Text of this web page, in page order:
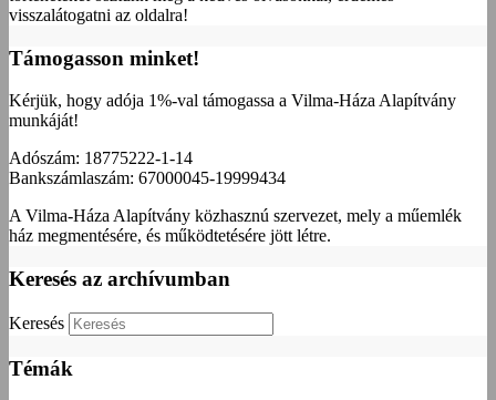
visszalátogatni az oldalra!
Támogasson minket!
Kérjük, hogy adója 1%-val támogassa a Vilma-Háza Alapítvány
munkáját!
Adószám: 18775222-1-14
Bankszámlaszám: 67000045-19999434
A Vilma-Háza Alapítvány közhasznú szervezet, mely a műemlék
ház megmentésére, és működtetésére jött létre.
Keresés az archívumban
Keresés
Témák